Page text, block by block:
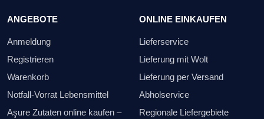
ANGEBOTE
Anmeldung
Registrieren
Warenkorb
Notfall-Vorrat Lebensmittel
Aşure Zutaten online kaufen –
ONLINE EINKAUFEN
Lieferservice
Lieferung mit Wolt
Lieferung per Versand
Abholservice
Regionale Liefergebiete